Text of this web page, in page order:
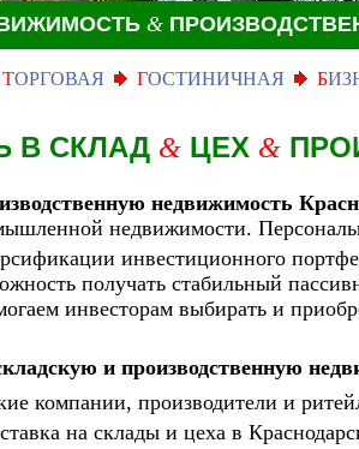
&
ТОРГОВАЯ ГОСТИНИЧНАЯ Б
В СКЛАД & ЦЕХ &
недвижимость
недвижимости.
инвестиционного
получать стабильный
инвесторам выбирать и
и производственную
компании, производители и
на склады и цеха в